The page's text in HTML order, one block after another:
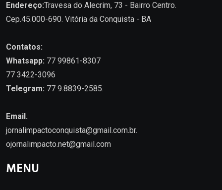
Endereço:Travesa do Alecrim, 73 - Bairro Centro.
Cep.45.000-690. Vitória da Conquista - BA
Contatos:
Whatsapp: 77 99861-8307
77 3422-3096
Telegram: 77 9.8839-2585.
Email.
jornalimpactoconquista@gmail.com.br.
ojornalimpacto.net@gmail.com
MENU